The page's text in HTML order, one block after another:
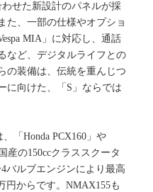
せた新設計のパネルが採
た、一部の仕様やオプショ
MIA」に対応し、通話
など、デジタルライフとの
の装備は、伝統を重んじつ
に向けた、「S」ならでは
「Honda PCX160」や
産の150ccクラススクータ
バルブエンジンにより最高
円からです。NMAX155も